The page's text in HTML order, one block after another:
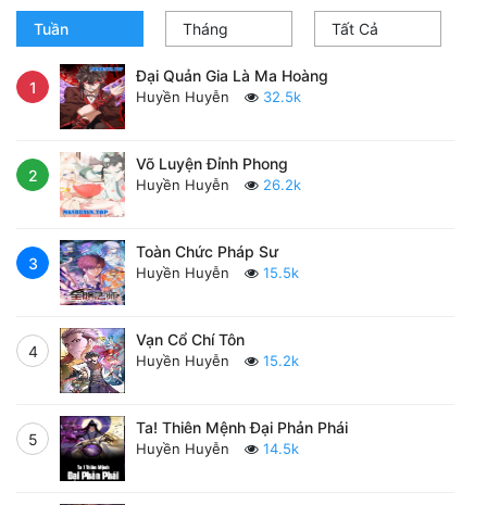
Tuần Tháng Tất Cả
1
Đại Quản Gia Là Ma Hoàng
Huyền Huyễn 32.5k
2
Võ Luyện Đỉnh Phong
Huyền Huyễn 26.2k
3
Toàn Chức Pháp Sư
Huyền Huyễn 15.5k
4
Vạn Cổ Chí Tôn
Huyền Huyễn 15.2k
5
Ta! Thiên Mệnh Đại Phản Phái
Huyền Huyễn 14.5k